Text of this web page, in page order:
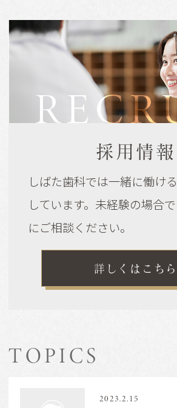
採用情報
しばた歯科では一緒に働け
しています。 未経験の場合
にご相談ください。
詳しくはこちら
TOPICS
2023.2.15